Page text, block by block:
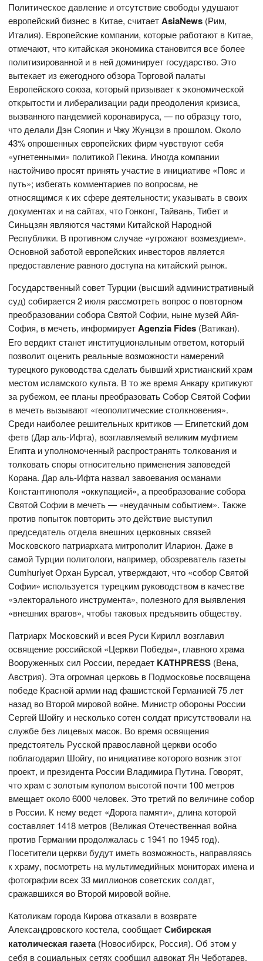
Политическое давление и отсутствие свободы удушают
европейский бизнес в Китае, считаетAsiaNews (Рим,
Италия). Европейские компании, которые работают в Китае,
отмечают, что китайская экономика становится все более
политизированной и в ней доминирует государство. Это
вытекает из ежегодного обзора Торговой палаты
Европейского союза, который призывает к экономической
открытости и либерализации ради преодоления кризиса,
вызванного пандемией коронавируса, — по образцу того,
что делали Дэн Сяопин и Чжу Жунцзи в прошлом. Около
43% опрошенных европейских фирм чувствуют себя
«угнетенными» политикой Пекина. Иногда компании
настойчиво просят принять участие в инициативе «Пояс и
путь»; избегать комментариев по вопросам, не
относящимся к их сфере деятельности; указывать в своих
документах и на сайтах, что Гонконг, Тайвань, Тибет и
Синьцзян являются частями Китайской Народной
Республики. В противном случае «угрожают возмездием».
Основной заботой европейских инвесторов является
предоставление равного доступа на китайский рынок.
Государственный совет Турции (высший административный
суд) собирается 2 июля рассмотреть вопрос о повторном
преобразовании собора Святой Софии, ныне музей Айя-
София, в мечеть, информируетAgenzia Fides (Ватикан).
Его вердикт станет институциональным ответом, который
позволит оценить реальные возможности намерений
турецкого руководства сделать бывший христианский храм
местом исламского культа. В то же время Анкару критикуют
за рубежом, ее планы преобразовать Собор Святой Софии
в мечеть вызывают «геополитические столкновения».
Среди наиболее решительных критиков — Египетский дом
фетв (Дар аль-Ифта), возглавляемый великим муфтием
Египта и уполномоченный распространять толкования и
толковать споры относительно применения заповедей
Корана. Дар аль-Ифта назвал завоевания османами
Константинополя «оккупацией», а преобразование собора
Святой Софии в мечеть — «неудачным событием». Также
против попыток повторить это действие выступил
председатель отдела внешних церковных связей
Московского патриархата митрополит Иларион. Даже в
самой Турции политологи, например, обозреватель газеты
Cumhuriyet Орхан Бурсал, утверждают, что «собор Святой
Софии» используется турецким руководством в качестве
«электорального инструмента», полезного для выявления
«внешних врагов», чтобы таковых предъявить обществу.
Патриарх Московский и всея Руси Кирилл возглавил
освящение российской «Церкви Победы», главного храма
Вооруженных сил России, передает KATHPRESS (Вена,
Австрия). Эта огромная церковь в Подмосковье посвящена
победе Красной армии над фашистской Германией 75 лет
назад во Второй мировой войне. Министр обороны России
Сергей Шойгу и несколько сотен солдат присутствовали на
службе без лицевых масок. Во время освящения
предстоятель Русской православной церкви особо
поблагодарил Шойгу, по инициативе которого возник этот
проект, и президента России Владимира Путина. Говорят,
что храм с золотым куполом высотой почти 100 метров
вмещает около 6000 человек. Это третий по величине собор
в России. К нему ведет «Дорога памяти», длина которой
составляет 1418 метров (Великая Отечественная война
против Германии продолжалась с 1941 по 1945 год).
Посетители церкви будут иметь возможность, направляясь
к храму, посмотреть на мультимедийных мониторах имена и
фотографии всех 33 миллионов советских солдат,
сражавшихся во Второй мировой войне.
Католикам города Кирова отказали в возврате
Александровского костела, сообщаетСибирская
католическая газета(Новосибирск, Россия). Об этом у
себя в социальных сетях сообщил адвокат Ян Чеботарев.